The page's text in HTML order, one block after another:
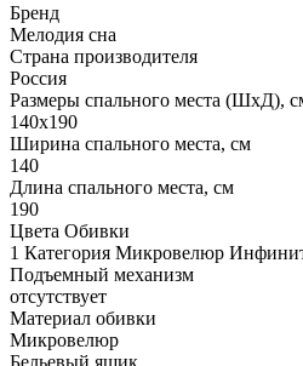
Бренд
Мелодия сна
Страна производителя
Россия
Размеры спального места (ШхД),
140х190
Ширина спального места, см
140
Длина спального места, см
190
Цвета Обивки
1 Категория Микровелюр
Подъемный механизм
отсутствует
Материал обивки
Микровелюр
Бельевый ящик